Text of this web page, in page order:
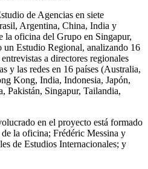
de Agencias en siete
Argentina, China, India y
la oficina del Grupo en Singapur,
un Estudio Regional, analizando 16
a directores regionales
y las redes en 16 países (Australia,
Kong, India, Indonesia, Japón,
Pakistán, Singapur, Tailandia,
en el proyecto está formado
la oficina; Frédéric Messina y
de Estudios Internacionales; y